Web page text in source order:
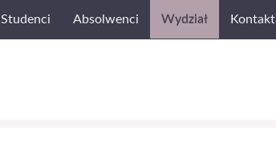
Studenci Absolwenci Wydział Kontakt